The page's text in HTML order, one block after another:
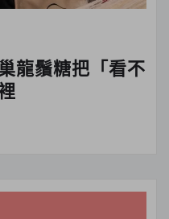
龍鬚糖把「看不